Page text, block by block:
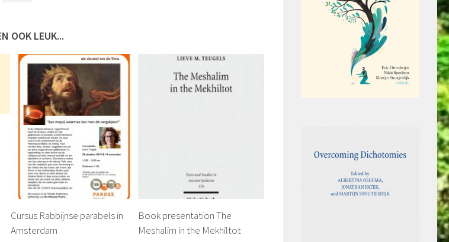
OOK LEUK...
Cursus Rabbijnse parabels in
Amsterdam
Book presentation The
Meshalim in the Mekhiltot